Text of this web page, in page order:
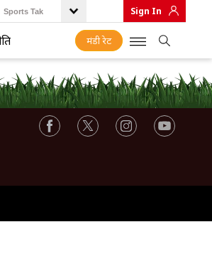
Sports Tak Sign In
मंडी रेट